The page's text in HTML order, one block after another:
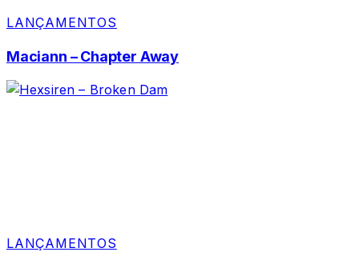
LANÇAMENTOS
Maciann – Chapter Away
LANÇAMENTOS